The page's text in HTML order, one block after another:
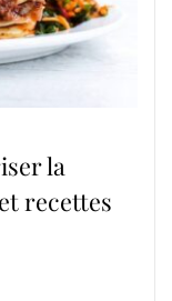
la
recettes